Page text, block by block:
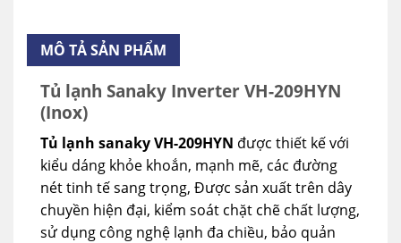
– Dung tích ngăn mát: 139.5 Lít
– Kích thước tủ DxRxC: 530 x 610 x 1428 mm
– Dung môi làm lạnh: Gas R600a
– Nguồn điện: 220V/50Hz
– Xuất xứ nhà máy Sanaky Việt Nam
MÔ TẢ SẢN PHẨM
Tủ lạnh Sanaky Inverter VH-209HYN
(Inox)
Tủ lạnh sanaky VH-209HYN được thiết kế với
kiểu dáng khỏe khoắn, mạnh mẽ, các đường
nét tinh tế sang trọng, Được sản xuất trên dây
chuyền hiện đại, kiểm soát chặt chẽ chất lượng,
sử dụng công nghệ lạnh đa chiều, bảo quản